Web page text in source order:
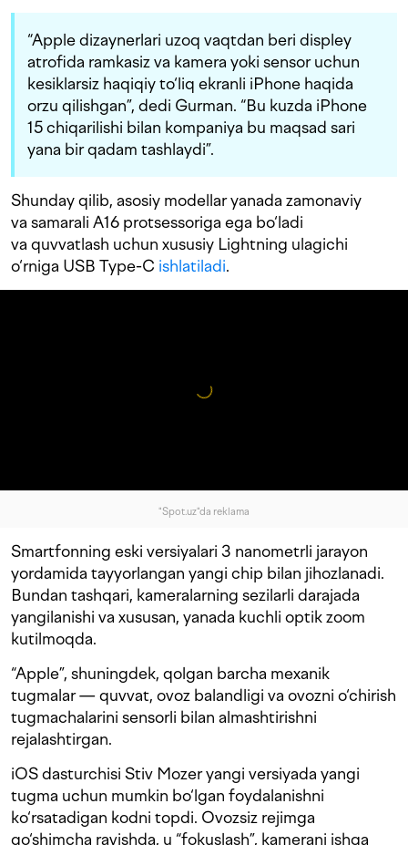
“Apple dizaynerlari uzoq vaqtdan beri displey
atrofida ramkasiz va kamera yoki sensor uchun
kesiklarsiz haqiqiy to‘liq ekranli iPhone haqida
orzu qilishgan”, dedi Gurman. “Bu kuzda iPhone
15 chiqarilishi bilan kompaniya bu maqsad sari
yana bir qadam tashlaydi”.
Shunday qilib, asosiy modellar yanada zamonaviy
va samarali A16 protsessoriga ega bo‘ladi
va quvvatlash uchun xususiy Lightning ulagichi
o‘rniga USB Type-C ishlatiladi.
"Spot.uz"da reklama
Smartfonning eski versiyalari 3 nanometrli jarayon
yordamida tayyorlangan yangi chip bilan jihozlanadi.
Bundan tashqari, kameralarning sezilarli darajada
yangilanishi va xususan, yanada kuchli optik zoom
kutilmoqda.
“Apple”, shuningdek, qolgan barcha mexanik
tugmalar — quvvat, ovoz balandligi va ovozni o‘chirish
tugmachalarini sensorli bilan almashtirishni
rejalashtirgan.
iOS dasturchisi Stiv Mozer yangi versiyada yangi
tugma uchun mumkin bo‘lgan foydalanishni
ko‘rsatadigan kodni topdi. Ovozsiz rejimga
qo‘shimcha ravishda, u “fokuslash”, kamerani ishga